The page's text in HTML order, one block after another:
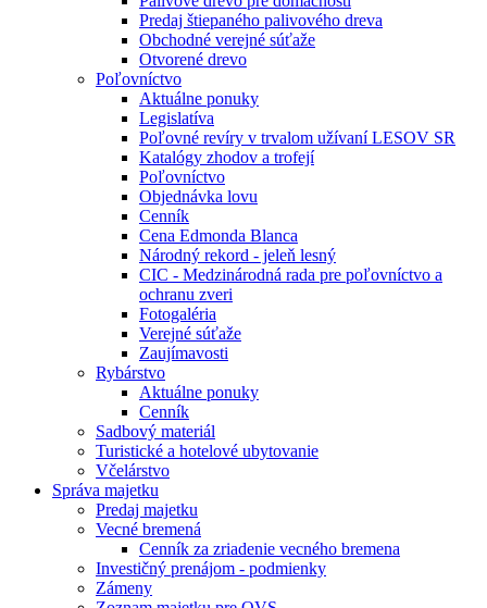
Predaj štiepaného palivového dreva
Obchodné verejné súťaže
Otvorené drevo
Poľovníctvo
Aktuálne ponuky
Legislatíva
Poľovné revíry v trvalom užívaní LESOV SR
Katalógy zhodov a trofejí
Poľovníctvo
Objednávka lovu
Cenník
Cena Edmonda Blanca
Národný rekord - jeleň lesný
CIC - Medzinárodná rada pre poľovníctvo a
ochranu zveri
Fotogaléria
Verejné súťaže
Zaujímavosti
Rybárstvo
Aktuálne ponuky
Cenník
Sadbový materiál
Turistické a hotelové ubytovanie
Včelárstvo
Správa majetku
Predaj majetku
Vecné bremená
Cenník za zriadenie vecného bremena
Investičný prenájom - podmienky
Zámeny